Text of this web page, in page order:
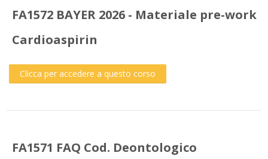
FA1572 BAYER 2026 - Materiale pre-work
Cardioaspirin
Clicca per accedere a questo corso
FA1571 FAQ Cod. Deontologico